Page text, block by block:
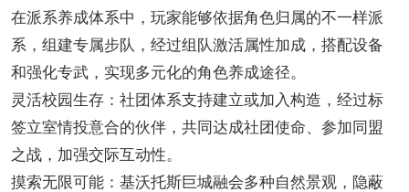
在派系养成体系中，玩家能够依据角色归属的不一样派
系，组建专属步队，经过组队激活属性加成，搭配设备
和强化专武，实现多元化的角色养成途径。
灵活校园生存：社团体系支持建立或加入构造，经过标
签立室情投意合的伙伴，共同达成社团使命、参加同盟
之战，加强交际互动性。
摸索无限可能：基沃托斯巨城融会多种自然景观，隐蔽